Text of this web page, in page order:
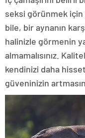
seksi görünmek için
bile, bir aynanın
halinizle görmenin
almamalısınız.
kendinizi daha
güveninizin